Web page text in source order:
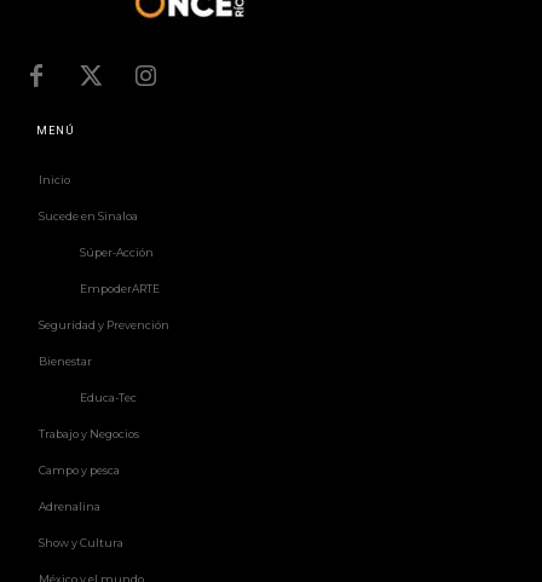
MENÚ
Inicio
Sucede en Sinaloa
Súper-Acción
EmpoderARTE
Seguridad y Prevención
Bienestar
Educa-Tec
Trabajo y Negocios
Campo y pesca
Adrenalina
Show y Cultura
México y el mundo